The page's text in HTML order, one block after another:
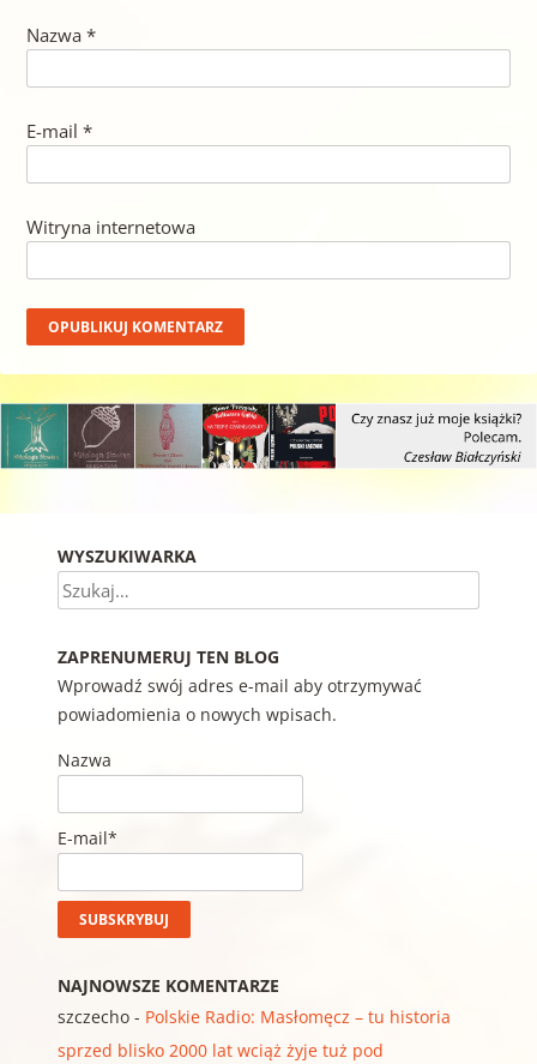
Nazwa *
E-mail *
Witryna internetowa
WYSZUKIWARKA
Szukaj
ZAPRENUMERUJ TEN BLOG
Wprowadź swój adres e-mail aby otrzymywać
powiadomienia o nowych wpisach.
Nazwa
E-mail*
NAJNOWSZE KOMENTARZE
szczecho- Polskie Radio: Masłomęcz – tu historia
sprzed blisko 2000 lat wciąż żyje tuż pod